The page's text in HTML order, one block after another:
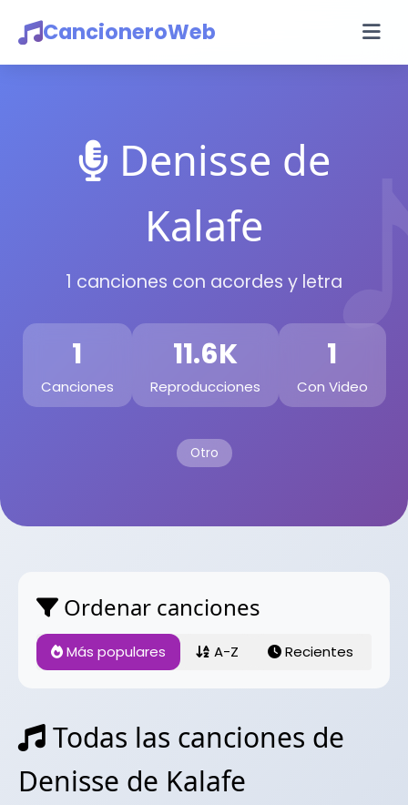
CancioneroWeb
Denisse de
Kalafe
1 canciones con acordes y letra
1
Canciones
11.6K
Reproducciones
1
Con Video
Otro
Ordenar canciones
Más populares A-Z Recientes
Todas las canciones de
Denisse de Kalafe